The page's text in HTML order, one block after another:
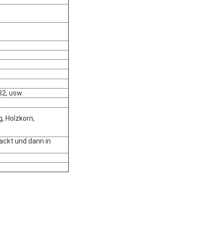
usw.
Holzkorn,
und dann in